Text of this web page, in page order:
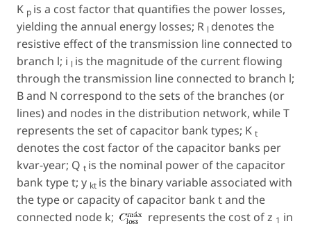
K p is a cost factor that quantifies the power losses,
yielding the annual energy losses; R l denotes the
resistive effect of the transmission line connected to
branch l; i l is the magnitude of the current flowing
through the transmission line connected to branch l;
B and N correspond to the sets of the branches (or
lines) and nodes in the distribution network, while T
represents the set of capacitor bank types; K t
denotes the cost factor of the capacitor banks per
kvar-year; Q t is the nominal power of the capacitor
bank typet; y kt is the binary variable associated with
the type or capacity of capacitor bank tand the
connected node k; represents the cost ofz 1 in